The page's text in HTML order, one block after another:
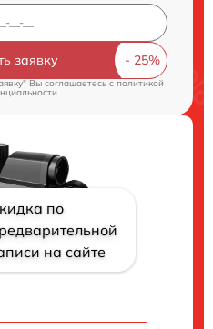
заявку
Вы соглашаетесь cполитикой
по
на сайте